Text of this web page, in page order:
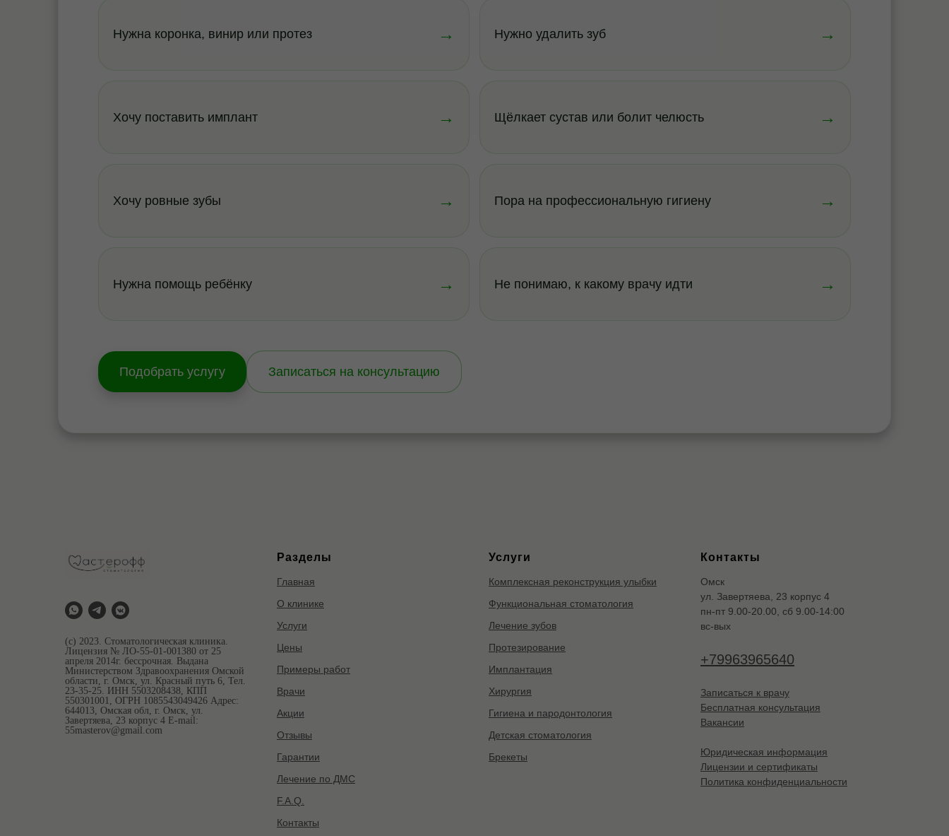
Нужна коронка, винир или протез → Нужно удалить зуб →
Хочу поставить имплант → Щёлкает сустав или болит челюсть →
Хочу ровные зубы → Пора на профессиональную гигиену →
Нужна помощь ребёнку → Не понимаю, к какому врачу идти →
Подобрать услугу Записаться на консультацию
(с) 2023. Стоматологическая клиника.
Лицензия № ЛО-55-01-001380 от 25
апреля 2014г. бессрочная. Выдана
Министерством Здравоохранения Омской
области, г. Омск, ул. Красный путь 6, Тел.
23-35-25. ИНН 5503208438, КПП
550301001, ОГРН 1085543049426 Адрес:
644013, Омская обл, г. Омск, ул.
Завертяева, 23 корпус 4 E-mail:
55masterov@gmail.com
Разделы
Главная
О клинике
Услуги
Цены
Примеры работ
Врачи
Акции
Отзывы
Гарантии
Лечение по ДМС
F.A.Q.
Контакты
Услуги
Комплексная реконструкция улыбки
Функциональная стоматология
Лечение зубов
Протезирование
Имплантация
Хирургия
Гигиена и пародонтология
Детская стоматология
Брекеты
Контакты
Омск
ул. Завертяева, 23 корпус 4
пн-пт 9.00-20.00, сб 9.00-14:00
вс-вых
+79963965640
Записаться к врачу
Бесплатная консультация
Вакансии
Юридическая информация
Лицензии и сертификаты
Политика конфиденциальности